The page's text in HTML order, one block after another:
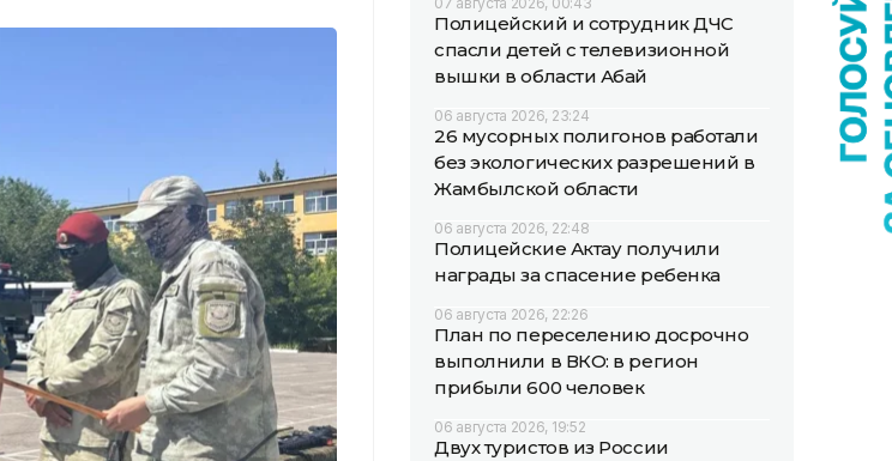
Полицейский и сотрудник ДЧС
спасли детей с телевизионной
вышки в области Абай
06 августа 2026, 23:24
26 мусорных полигонов работали
без экологических разрешений в
Жамбылской области
06 августа 2026, 22:48
Полицейские Актау получили
награды за спасение ребенка
06 августа 2026, 22:26
План по переселению досрочно
выполнили в ВКО: в регион
прибыли 600 человек
06 августа 2026, 19:52
Двух туристов из России